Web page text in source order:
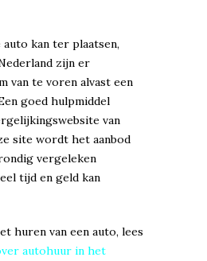
kan ter plaatsen,
zijn er
van te voren alvast een
goed hulpmiddel
van
site wordt het aanbod
vergeleken
tijd en geld kan
huren van een auto, lees
autohuur in het